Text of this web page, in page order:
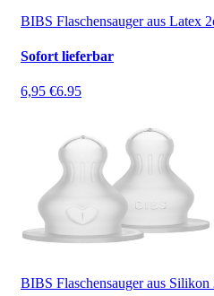
BIBS Flaschensauger aus Latex
Sofort lieferbar
6,95 €6.95
BIBS Flaschensauger aus Silikon